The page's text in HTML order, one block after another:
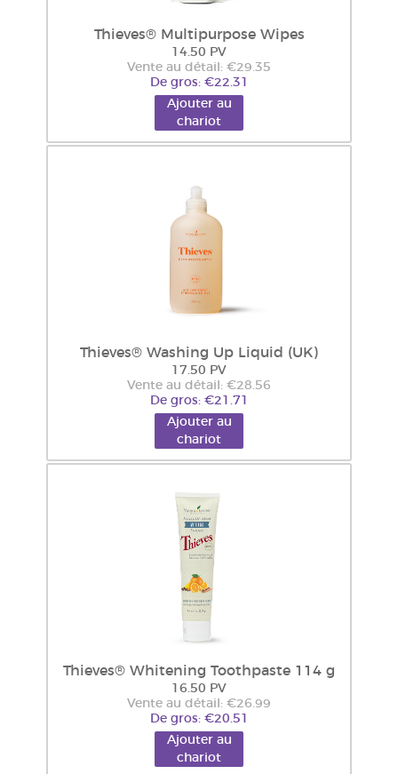
Thieves® Multipurpose Wipes
14.50 PV
Vente au détail: €29.35
De gros: €22.31
Ajouter au
chariot
Thieves® Washing Up Liquid (UK)
17.50 PV
Vente au détail: €28.56
De gros: €21.71
Ajouter au
chariot
Thieves® Whitening Toothpaste 114 g
16.50 PV
Vente au détail: €26.99
De gros: €20.51
Ajouter au
chariot